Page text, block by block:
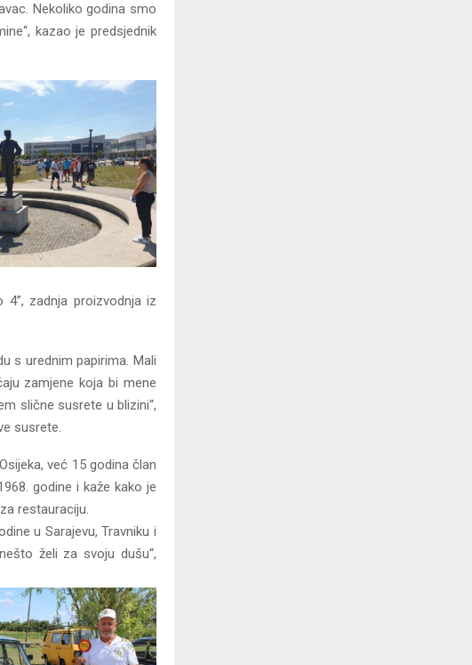
Nekoliko godina smo
kazao je predsjednik
zadnja proizvodnja iz
s urednim papirima. Mali
zamjene koja bi mene
slične susrete u blizini“,
susrete.
već 15 godina član
godine i kaže kako je
restauraciju.
u Sarajevu, Travniku i
želi za svoju dušu“,